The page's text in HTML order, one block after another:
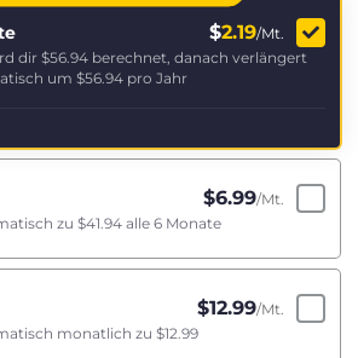
$2.19/Mt.
dir $56.94 berechnet, danach verlängert
um $56.94 pro Jahr
$6.99/Mt.
zu $41.94 alle 6 Monate
$12.99/Mt.
monatlich zu $12.99